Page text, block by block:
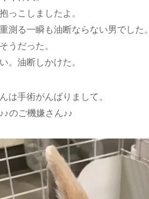
っこしましたよ。
測る一瞬も油断ならない男でした。
うだった。
。油断しかけた。
は手術がんばりまして。
のご機嫌さん♪♪